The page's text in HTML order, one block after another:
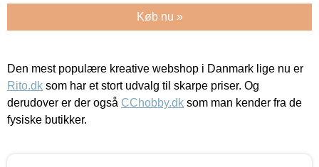
Køb nu »
Den mest populære kreative webshop i Danmark lige nu er
Rito.dk som har et stort udvalg til skarpe priser. Og
derudover er der også CChobby.dk som man kender fra de
fysiske butikker.